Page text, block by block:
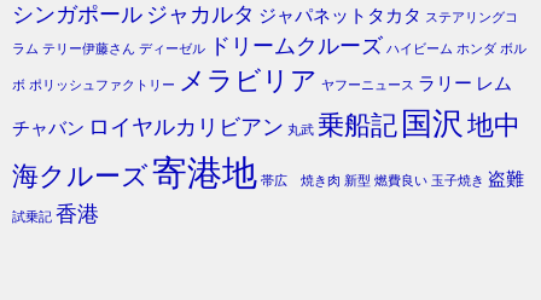
シンガポール ジャカルタ ジャパネットタカタ ステアリングコ
ラム テリー伊藤さん ディーゼル ドリームクルーズ ハイビーム ホンダ ボル
ボ ポリッシュファクトリー メラビリア ヤフーニュース ラリー レム
チャバン ロイヤルカリビアン 丸武 乗船記 国沢 地中
海クルーズ寄港地 帯広 焼き肉 新型 燃費良い 玉子焼き 盗難
試乗記 香港